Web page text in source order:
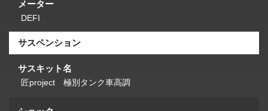
メーター
DEFI
サスペンション
サスキット名
匠project 極別タンク車高調